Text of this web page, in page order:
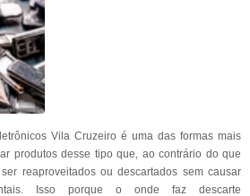
Vila Cruzeiro é uma das formas mais
produtos desse tipo que, ao contrário do que
reaproveitados ou descartados sem causar
Isso porque o onde faz descarte